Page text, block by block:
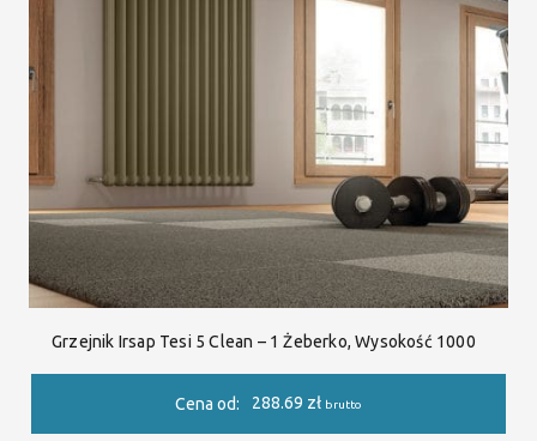
Grzejnik Irsap Tesi 5 Clean – 1 Żeberko, Wysokość 1000
Cena od: 288.69 zł brutto